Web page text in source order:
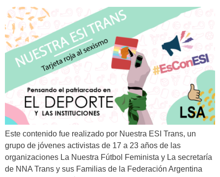
Este contenido fue realizado por Nuestra ESI Trans, un
grupo de jóvenes activistas de 17 a 23 años de las
organizaciones La Nuestra Fútbol Feminista y La secretaría
de NNA Trans y sus Familias de la Federación Argentina